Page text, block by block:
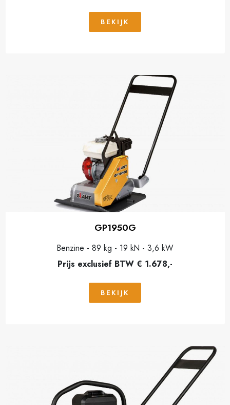
BEKIJK
GP1950G
Benzine - 89 kg - 19 kN - 3,6 kW
Prijs exclusief BTW € 1.678,-
BEKIJK